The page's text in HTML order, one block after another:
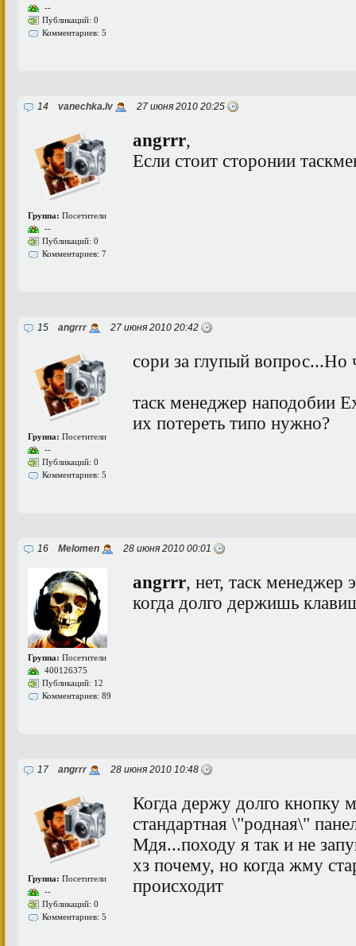
--
Публикаций: 0
Комментариев: 5
14 vanechka.lv 27 июня 2010 20:25
Группа: Посетители
--
Публикаций: 0
Комментариев: 7
angrrr,
Если стоит сторонии
15 angrrr 27 июня 2010 20:42
Группа: Посетители
--
Публикаций: 0
Комментариев: 5
сори за глупый вопрос...Но
таск менеджер наподобии
их потереть типо нужно?
16 Melomen 28 июня 2010 00:01
Группа: Посетители
400126375
Публикаций: 12
Комментариев: 89
angrrr, нет, таск менеджер
когда долго держишь
17 angrrr 28 июня 2010 10:48
Группа: Посетители
--
Публикаций: 0
Комментариев: 5
Когда держу долго кнопку
стандартная \"родная\"
Мдя...походу я так и не
хз почему, но когда жму
происходит